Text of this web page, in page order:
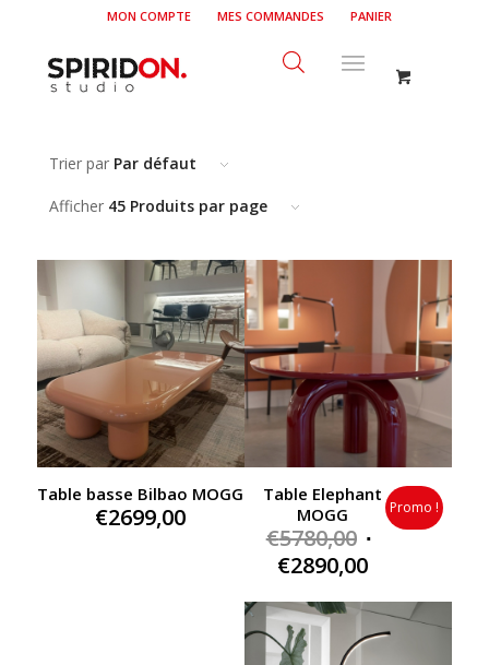
MON COMPTE MES COMMANDES PANIER
Trier par Par défaut
Afficher 45 Produits par page
Table basse Bilbao MOGG
€2699,00
Table Elephant
MOGG
€5780,00 Original
price
€5780,00.
€2890,00Current
is:
€2890,00.
Promo !